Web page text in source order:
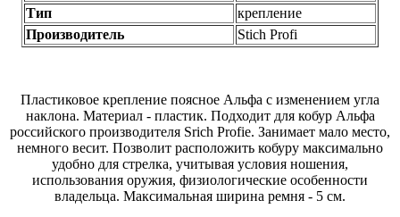
Тип
крепление
Производитель
Stich Profi
Пластиковое крепление поясное Альфа с изменением угла
наклона. Материал - пластик. Подходит для кобур Альфа
российского производителя Srich Profie. Занимает мало место,
немного весит. Позволит расположить кобуру максимально
удобно для стрелка, учитывая условия ношения,
использования оружия, физиологические особенности
владельца. Максимальная ширина ремня - 5 см.